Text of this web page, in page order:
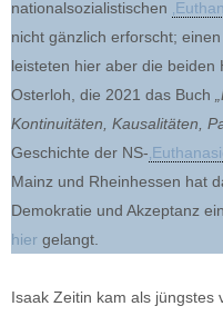
nationalsozialistischen
nicht gänzlich erforscht;
leisteten hier aber die beiden
Osterloh, die 2021 das Buch
Kontinuitäten, Kausalitäten,
Geschichte der NS-
Mainz und Rheinhessen hat
Demokratie und Akzeptanz
hier gelangt.
Isaak Zeitin kam als jüngstes